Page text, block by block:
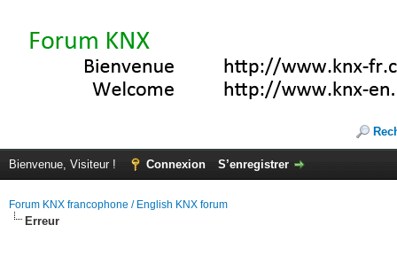
Bienvenue, Visiteur ! Connexion S’enregistrer
Forum KNX francophone / English KNX forum
Erreur